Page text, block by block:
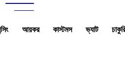
আয়কর কাস্টমস ভ্যাট চাকুরি